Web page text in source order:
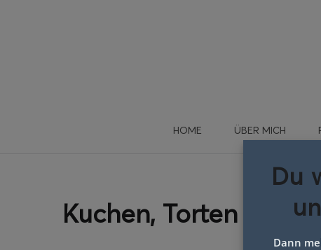
HOME ÜBER MICH
Kuchen, Torten &
Du
Dann